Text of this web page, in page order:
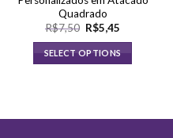
Quadrado
R$7,50 O
preço
original
era:
R$7,50.
R$5,45
atual
é:
R$5,45.
SELECT OPTIONS